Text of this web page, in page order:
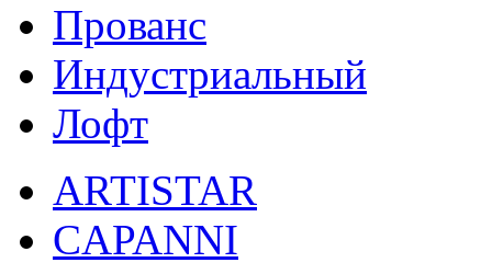
Прованс
Индустриальный
Лофт
ARTISTAR
CAPANNI